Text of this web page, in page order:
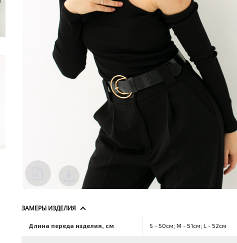
ЗАМЕРЫ ИЗДЕЛИЯ
Длина переда изделия, см S - 50см; M - 51см; L - 52см